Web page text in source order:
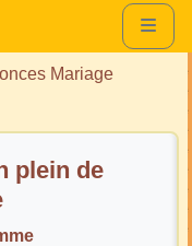
Mariage
plein de